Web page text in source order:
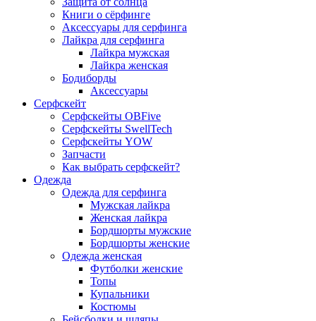
Книги о сёрфинге
Аксессуары для серфинга
Лайкра для серфинга
Лайкра мужская
Лайкра женская
Бодиборды
Аксессуары
Серфскейт
Серфскейты OBFive
Серфскейты SwellTech
Серфскейты YOW
Запчасти
Как выбрать серфскейт?
Одежда
Одежда для серфинга
Мужская лайкра
Женская лайкра
Бордшорты мужские
Бордшорты женские
Одежда женская
Футболки женские
Топы
Купальники
Костюмы